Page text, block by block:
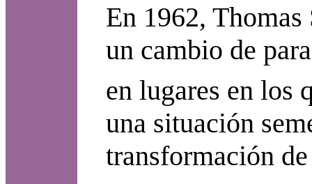
En 1962,
un cambio de
en lugares en los
una situación
transformación